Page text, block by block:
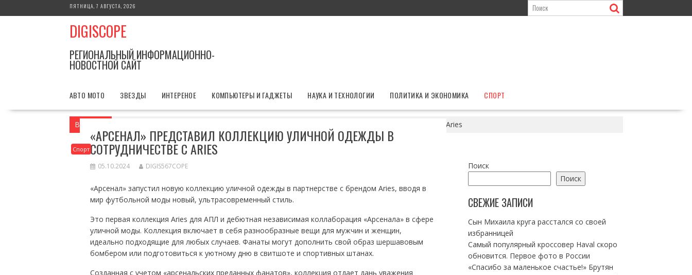
к
ПЯТНИЦА, 7 АВГУСТА, 2026
DIGISCOPE
РЕГИОНАЛЬНЫЙ ИНФОРМАЦИОННО-
НОВОСТНОЙ САЙТ
АВТО МОТО ЗВЕЗДЫ ИНТЕРЕНОЕ КОМПЬЮТЕРЫ И ГАДЖЕТЫ НАУКА И ТЕХНОЛОГИИ ПОЛИТИКА И ЭКОНОМИКА СПОРТ
Вы здесь «Арсенал» представил коллекцию уличной одежды в сотрудничестве с Aries
Спорт
«АРСЕНАЛ» ПРЕДСТАВИЛ КОЛЛЕКЦИЮ УЛИЧНОЙ ОДЕЖДЫ В
СОТРУДНИЧЕСТВЕ С ARIES
05.10.2024 DIGIS567COPE
«Арсенал» запустил новую коллекцию уличной одежды в партнерстве с брендом Aries, вводя в
мир футбольной моды новый, ультрасовременный стиль.
Это первая коллекция Aries для АПЛ и дебютная независимая коллаборация «Арсенала» в сфере
уличной моды. Коллекция включает в себя разнообразные вещи для мужчин и женщин,
идеально подходящие для любых случаев. Фанаты могут дополнить свой образ шершавовым
бомбером или подготовиться к уютному дню в свитшоте и спортивных штанах.
Созданная с учетом «арсенальских преданных фанатов», коллекция отдает дань уважения
Поиск
Поиск
СВЕЖИЕ ЗАПИСИ
Сын Михаила круга расстался со своей
избранницей
Самый популярный кроссовер Haval скоро
обновится. Первое фото в России
«Спасибо за маленькое счастье!» Брутян